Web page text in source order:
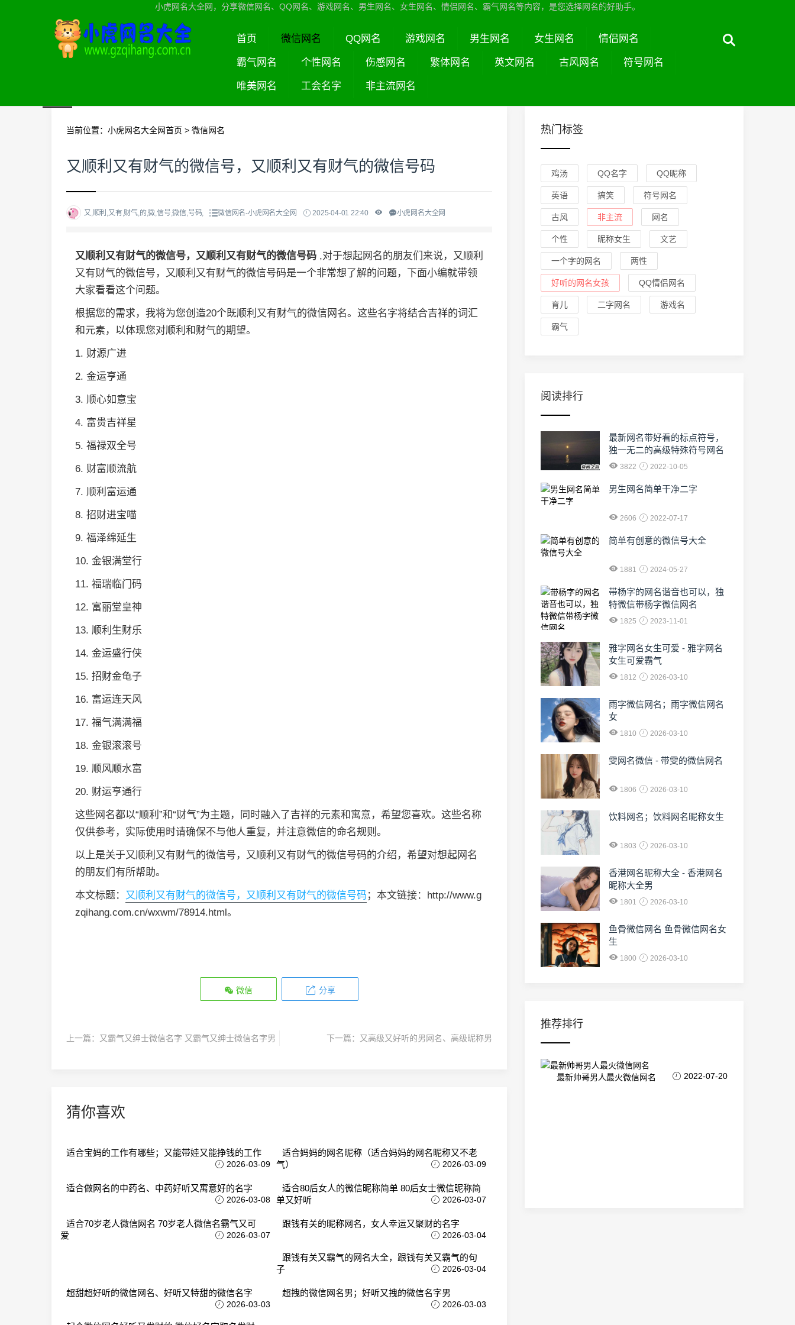
小虎网名大全网，分享微信网名、QQ网名、游戏网名、男生网名、女生网名、情侣网名、霸气网名等内容，是您选择网名的好助手。
首页 微信网名 QQ网名 游戏网名 男生网名 女生网名 情侣网名
霸气网名 个性网名 伤感网名 繁体网名 英文网名 古风网名 符号网名
唯美网名 工会名字 非主流网名
当前位置： 小虎网名大全网首页 > 微信网名
又顺利又有财气的微信号，又顺利又有财气的微信号码
又,顺利,又有,财气,的,微,信号,微信,号码, 微信网名-小虎网名大全网 2025-04-01 22:40 小虎网名大全网
又顺利又有财气的微信号，又顺利又有财气的微信号码 ,对于想起网名的朋友们来说，又顺利
又有财气的微信号，又顺利又有财气的微信号码是一个非常想了解的问题，下面小编就带领
大家看看这个问题。
根据您的需求，我将为您创造20个既顺利又有财气的微信网名。这些名字将结合吉祥的词汇
和元素，以体现您对顺利和财气的期望。
1. 财源广进
2. 金运亨通
3. 顺心如意宝
4. 富贵吉祥星
5. 福禄双全号
6. 财富顺流航
7. 顺利富运通
8. 招财进宝喵
9. 福泽绵延生
10. 金银满堂行
11. 福瑞临门码
12. 富丽堂皇神
13. 顺利生财乐
14. 金运盛行侠
15. 招财金龟子
16. 富运连天风
17. 福气满满福
18. 金银滚滚号
19. 顺风顺水富
20. 财运亨通行
这些网名都以“顺利”和“财气”为主题，同时融入了吉祥的元素和寓意，希望您喜欢。这些名称
仅供参考，实际使用时请确保不与他人重复，并注意微信的命名规则。
以上是关于又顺利又有财气的微信号，又顺利又有财气的微信号码的介绍，希望对想起网名
的朋友们有所帮助。
本文标题： 又顺利又有财气的微信号，又顺利又有财气的微信号码 ；本文链接：http://www.g
zqihang.com.cn/wxwm/78914.html。
微信 分享
上一篇： 又霸气又绅士微信名字 又霸气又绅士微信名字男 下一篇： 又高级又好听的男网名、高级昵称男
猜你喜欢
适合宝妈的工作有哪些；又能带娃又能挣钱的工作
2026-03-09
适合妈妈的网名昵称（适合妈妈的网名昵称又不老
气）
2026-03-09
适合做网名的中药名、中药好听又寓意好的名字
2026-03-08
适合80后女人的微信昵称简单 80后女士微信昵称简
单又好听
2026-03-07
适合70岁老人微信网名 70岁老人微信名霸气又可
爱
2026-03-07
跟钱有关的昵称网名，女人幸运又聚财的名字
2026-03-04
跟钱有关又霸气的网名大全，跟钱有关又霸气的句
子
2026-03-04
超甜超好听的微信网名、好听又特甜的微信名字
2026-03-03
超拽的微信网名男；好听又拽的微信名字男
2026-03-03
热门标签
鸡汤 QQ名字 QQ昵称
英语 搞笑 符号网名
古风 非主流 网名
个性 昵称女生 文艺
一个字的网名 两性
好听的网名女孩 QQ情侣网名
育儿 二字网名 游戏名
霸气
阅读排行
最新网名带好看的标点符号，
独一无二的高级特殊符号网名
3822 2022-10-05
男生网名简单干净二字
2606 2022-07-17
简单有创意的微信号大全
1881 2024-05-27
​带杨字的网名谐音也可以，独
特微信带杨字微信网名
1825 2023-11-01
雅字网名女生可爱 - 雅字网名
女生可爱霸气
1812 2026-03-10
雨字微信网名；雨字微信网名
女
1810 2026-03-10
雯网名微信 - 带雯的微信网名
1806 2026-03-10
饮料网名；饮料网名昵称女生
1803 2026-03-10
香港网名昵称大全 - 香港网名
昵称大全男
1801 2026-03-10
鱼骨微信网名 鱼骨微信网名女
生
1800 2026-03-10
推荐排行
最新帅哥男人最火微信网名 2022-07-20